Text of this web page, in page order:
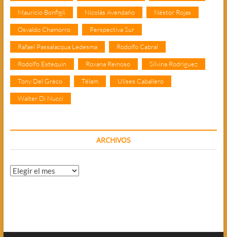
Mauricio Bonfigli Nicolás Avendaño Néstor Rojas
Osvaldo Chamorro Perspectiva Sur
Rafael Passalacqua Ledesma Rodolfo Cabral
Rodolfo Estequin Roxana Reinoso Silvina Rodríguez
Tony Del Greco Télam Ulises Caballero
Walter Di Nucci
ARCHIVOS
Archivos